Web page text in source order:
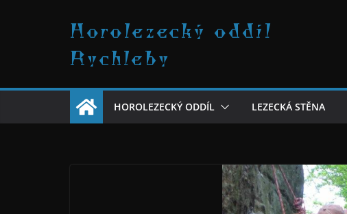
Horolezecký oddíl
Rychleby
HOROLEZECKÝ ODDÍL LEZECKÁ STĚNA